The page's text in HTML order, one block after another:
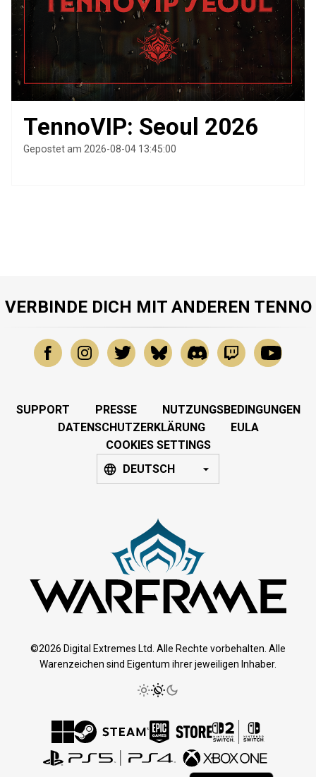
TennoVIP: Seoul 2026
Gepostet am 2026-08-04 13:45:00
VERBINDE DICH MIT ANDEREN TENNO
SUPPORT PRESSE
NUTZUNGSBEDINGUNGEN
DATENSCHUTZERKLÄRUNG
EULA
COOKIES SETTINGS
DEUTSCH
©2026 Digital Extremes Ltd. Alle Rechte vorbehalten. Alle
Warenzeichen sind Eigentum ihrer jeweiligen Inhaber.